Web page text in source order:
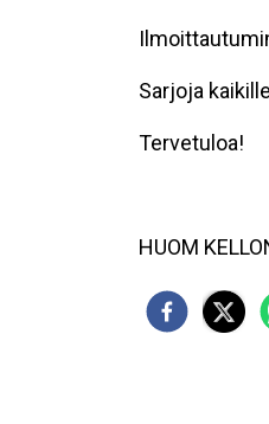
Sarjoja
Tervetuloa!
HUOM